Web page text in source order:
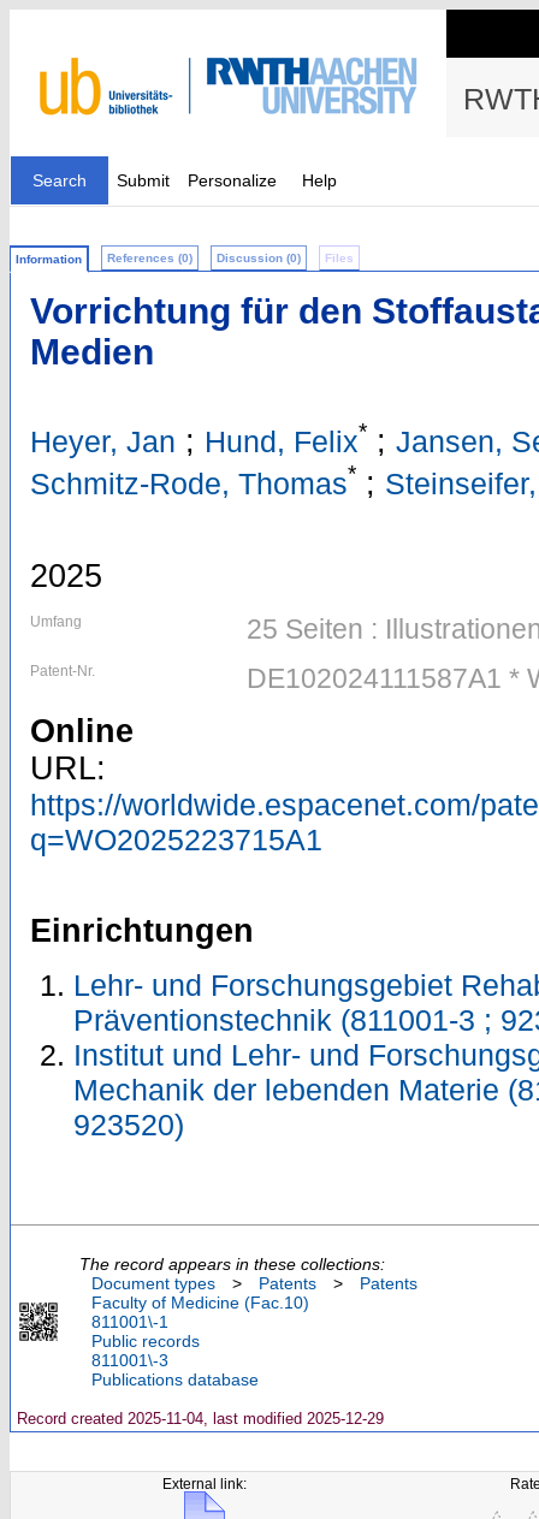
Search Submit Personalize Help
Information References (0) Discussion (0) Files
Vorrichtung für den
Medien
Heyer, Jan ; Hund, Felix* ; Jansen,
Schmitz-Rode, Thomas* ;
2025
Umfang 25 Seiten :
Patent-Nr. DE102024111587A1 *
Online
URL:
https://worldwide.espacenet.com/
q=WO2025223715A1
Einrichtungen
Lehr- und Forschungsgebiet
Präventionstechnik (811001-3 ;
Institut und Lehr- und
Mechanik der lebenden Materie
923520)
The record appears in these collections:
Document types
> Patents >
Patents
Faculty of Medicine (Fac.10)
811001\-1
Public records
811001\-3
Publications database
Record created 2025-11-04, last modified 2025-12-29
External link: